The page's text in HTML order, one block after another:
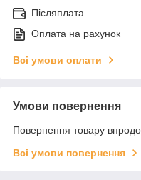
Післяплата
Оплата на рахунок
Всі умови оплати
Умови повернення
Повернення товару
Всі умови повернення